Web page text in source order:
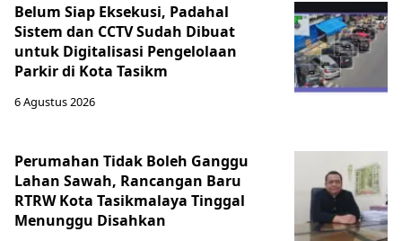
Belum Siap Eksekusi, Padahal
Sistem dan CCTV Sudah Dibuat
untuk Digitalisasi Pengelolaan
Parkir di Kota Tasikm
6 Agustus 2026
Perumahan Tidak Boleh Ganggu
Lahan Sawah, Rancangan Baru
RTRW Kota Tasikmalaya Tinggal
Menunggu Disahkan